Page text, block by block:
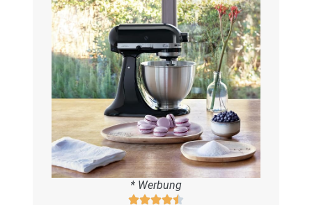
* Werbung